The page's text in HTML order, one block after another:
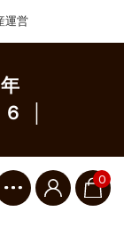
運営
│
0